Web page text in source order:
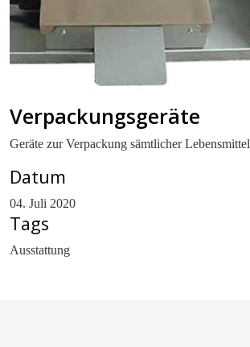
Verpackungsgeräte
Geräte zur Verpackung sämtlicher Lebensmittel
Datum
04. Juli 2020
Tags
Ausstattung